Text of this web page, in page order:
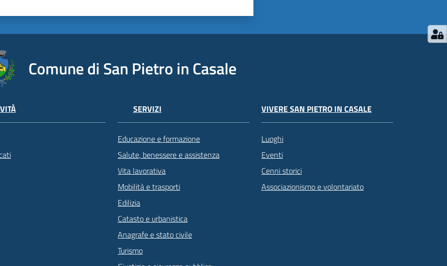
Comune di San Pietro in Casale
SERVIZI
Educazione e formazione
Salute, benessere e assistenza
Vita lavorativa
Mobilità e trasporti
Edilizia
Catasto e urbanistica
Anagrafe e stato civile
Turismo
VIVERE SAN PIETRO IN CASALE
Luoghi
Eventi
Cenni storici
Associazionismo e volontariato